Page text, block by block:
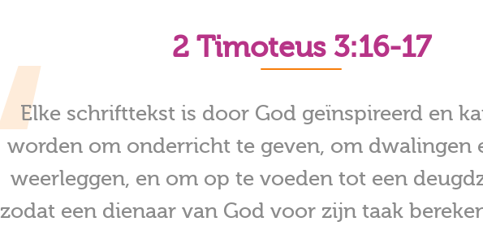
2 Timoteus 3:16-17
Elke schrifttekst is door God geïnspireerd en
worden om onderricht te geven, om dwalingen
weerleggen, en om op te voeden tot een
zodat een dienaar van God voor zijn taak